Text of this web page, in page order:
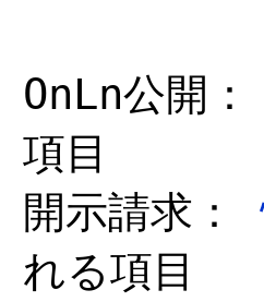
OnLn公開：
項目
開示請求：
れる項目